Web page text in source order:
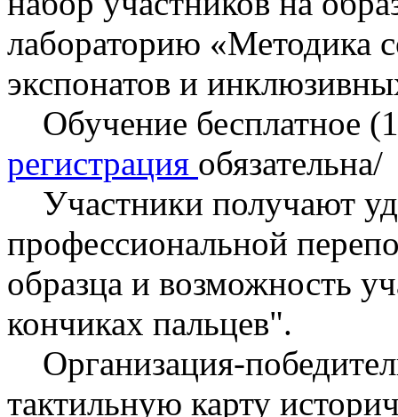
лабораторию «Методика
экспонатов и
Обучение бесплатное
регистрация обязательна/
Участники получают
профессиональной
образца и возможность
кончиках пальцев".
Организация-
тактильную карту